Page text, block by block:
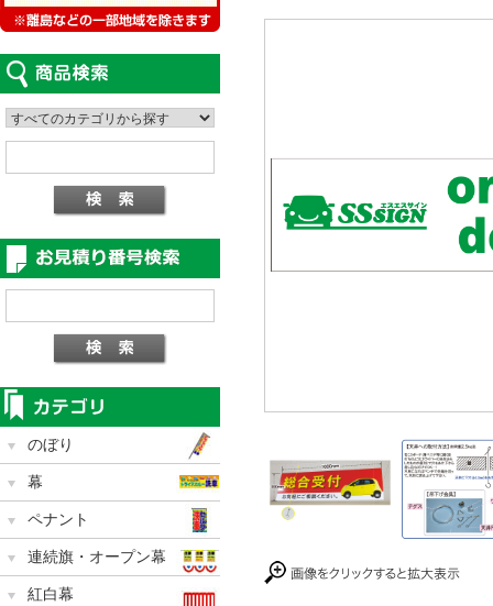
のぼり
幕
ペナント
連続旗・オープン幕
紅白幕